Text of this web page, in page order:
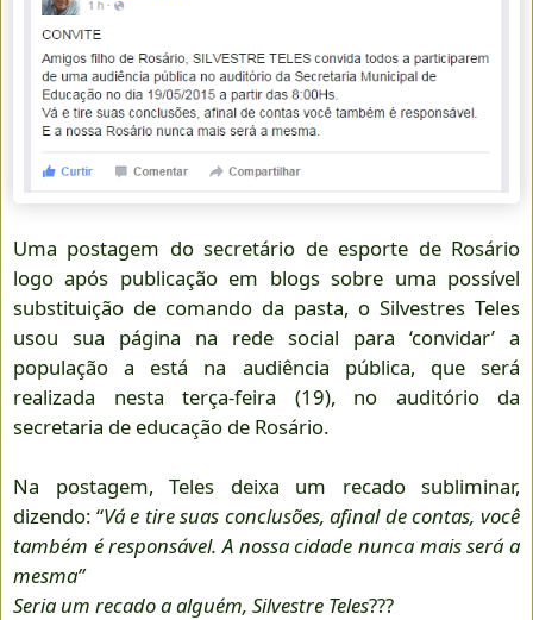
Uma postagem do secretário de esporte de Rosário
logo após publicação em blogs sobre uma possível
substituição de comando da pasta, o Silvestres Teles
usou sua página na rede social para ‘convidar’ a
população a está na audiência pública, que será
realizada nesta terça-feira (19), no auditório da
secretaria de educação de Rosário.
Na postagem, Teles deixa um recado subliminar,
dizendo: “Vá e tire suas conclusões, afinal de contas, você
também é responsável. A nossa cidade nunca mais será a
mesma”
Seria um recado a alguém, Silvestre Teles???